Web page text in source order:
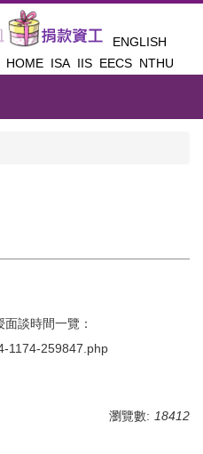
ENGLISH
HOME ISA IIS EECS NTHU
談時間一覽：
1174-259847.php
瀏覽數: 18412